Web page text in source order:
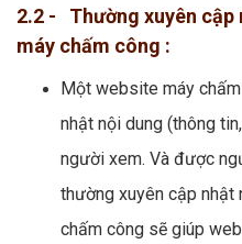
2.2 - Thường xuyên cập
máy chấm công :
Một website máy
nhật nội dung (thông
người xem. Và được
thường xuyên cập
chấm công sẽ giúp